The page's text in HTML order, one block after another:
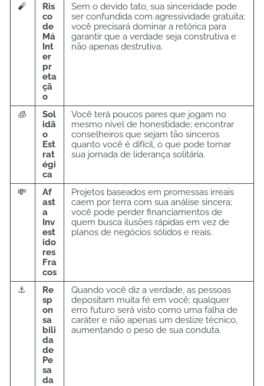
🧨
Ris
co
de
Má
Int
er
pr
eta
çã
o
Sem o devido tato, sua sinceridade pode
ser confundida com agressividade gratuita;
você precisará dominar a retórica para
garantir que a verdade seja construtiva e
não apenas destrutiva.
🧊
Sol
idã
o
Est
rat
égi
ca
Você terá poucos pares que jogam no
mesmo nível de honestidade; encontrar
conselheiros que sejam tão sinceros
quanto você é difícil, o que pode tornar
sua jornada de liderança solitária.
💸
Af
ast
a
Inv
est
ido
res
Fra
cos
Projetos baseados em promessas irreais
caem por terra com sua análise sincera;
você pode perder financiamentos de
quem busca ilusões rápidas em vez de
planos de negócios sólidos e reais.
⚓
Re
sp
on
sa
bili
da
de
Pe
sa
da
Quando você diz a verdade, as pessoas
depositam muita fé em você; qualquer
erro futuro será visto como uma falha de
caráter e não apenas um deslize técnico,
aumentando o peso de sua conduta.